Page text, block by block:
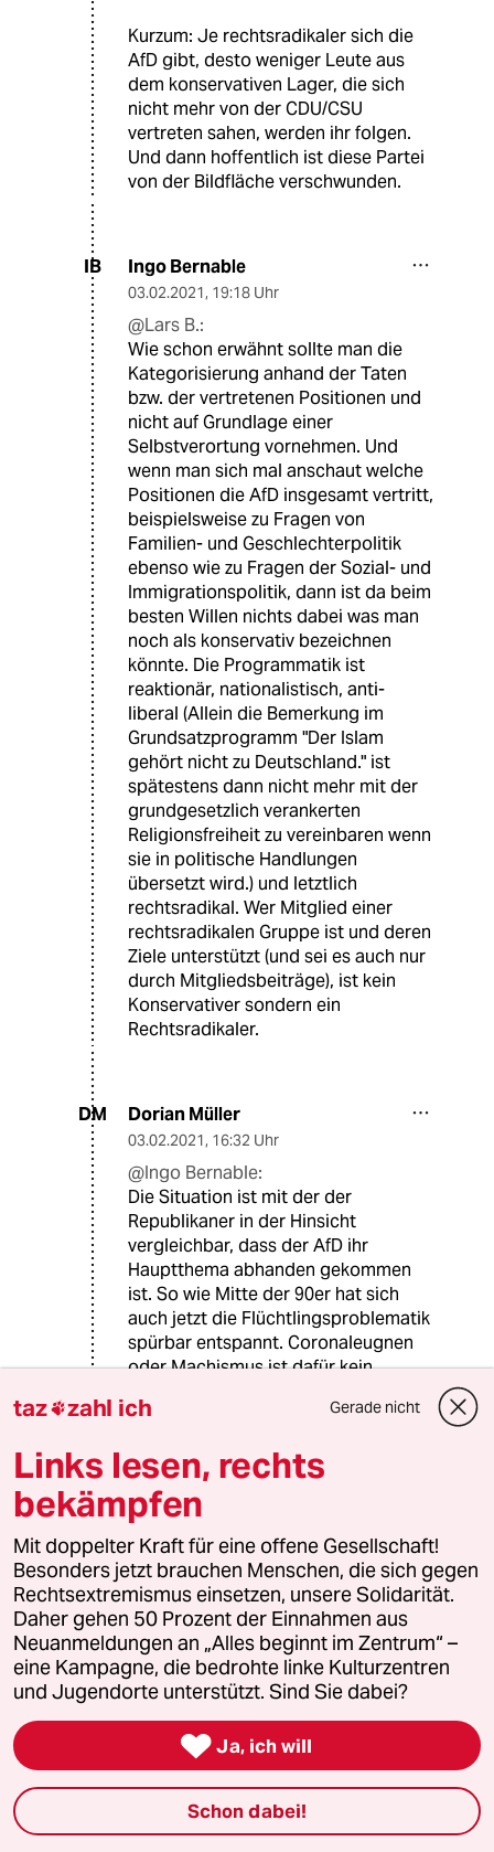
Kurzum: Je rechtsradikaler sich die
AfD gibt, desto weniger Leute aus
dem konservativen Lager, die sich
nicht mehr von der CDU/CSU
vertreten sahen, werden ihr folgen.
Und dann hoffentlich ist diese Partei
von der Bildfläche verschwunden.
IB Ingo Bernable
03.02.2021, 19:18 Uhr
@Lars B.:
Wie schon erwähnt sollte man die
Kategorisierung anhand der Taten
bzw. der vertretenen Positionen und
nicht auf Grundlage einer
Selbstverortung vornehmen. Und
wenn man sich mal anschaut welche
Positionen die AfD insgesamt vertritt,
beispielsweise zu Fragen von
Familien- und Geschlechterpolitik
ebenso wie zu Fragen der Sozial- und
Immigrationspolitik, dann ist da beim
besten Willen nichts dabei was man
noch als konservativ bezeichnen
könnte. Die Programmatik ist
reaktionär, nationalistisch, anti-
liberal (Allein die Bemerkung im
Grundsatzprogramm "Der Islam
gehört nicht zu Deutschland." ist
spätestens dann nicht mehr mit der
grundgesetzlich verankerten
Religionsfreiheit zu vereinbaren wenn
sie in politische Handlungen
übersetzt wird.) und letztlich
rechtsradikal. Wer Mitglied einer
rechtsradikalen Gruppe ist und deren
Ziele unterstützt (und sei es auch nur
durch Mitgliedsbeiträge), ist kein
Konservativer sondern ein
Rechtsradikaler.
DM Dorian Müller
03.02.2021, 16:32 Uhr
@Ingo Bernable:
Die Situation ist mit der der
Republikaner in der Hinsicht
vergleichbar, dass der AfD ihr
Hauptthema abhanden gekommen
ist. So wie Mitte der 90er hat sich
auch jetzt die Flüchtlingsproblematik
spürbar entspannt. Coronaleugnen
oder Machismus ist dafür kein
ein Führungsproblem (bzw. die
peinlicher "Führer"), leidet unter einer
Ermüdung des Dauerprotests und
dem Abgang des Lieblingsfeindbilds
Merkel.
A Abdurchdiemitte
03.02.2021,22:04 Uhr
@Dorian Müller:
Meinen Sie nicht. dass sich das
gesamtgesellschaftliche Klima seit
den 90ern derart verschoben hat,
dass rechtsextreme, rassistische
sowie sozialdarwinistische
Positionen heute in breiteren
taz zahl ich Gerade nicht
Links lesen, rechts
bekämpfen
Mit doppelter Kraft für eine offene Gesellschaft!
Besonders jetzt brauchen Menschen, die sich gegen
Rechtsextremismus einsetzen, unsere Solidarität.
Daher gehen 50 Prozent der Einnahmen aus
Neuanmeldungen an „Alles beginnt im Zentrum“ –
eine Kampagne, die bedrohte linke Kulturzentren
und Jugendorte unterstützt. Sind Sie dabei?
 Ja, ich will
Schon dabei!